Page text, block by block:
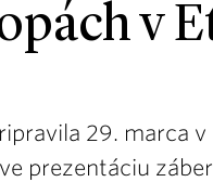
v
29. marca
prezentáciu